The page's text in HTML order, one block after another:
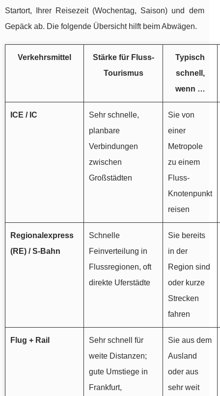
Startort, Ihrer Reisezeit (Wochentag, Saison) und dem
Gepäck ab. Die folgende Übersicht hilft beim Abwägen.
Verkehrsmittel
Stärke für Fluss-
Tourismus
Typisch
schnell,
wenn …
ICE / IC
Sehr schnelle,
planbare
Verbindungen
zwischen
Großstädten
Sie von
einer
Metropole
zu einem
Fluss-
Knotenpunkt
reisen
Regionalexpress
(RE) / S-Bahn
Schnelle
Feinverteilung in
Flussregionen, oft
direkte Uferstädte
Sie bereits
in der
Region sind
oder kurze
Strecken
fahren
Flug + Rail
Sehr schnell für
weite Distanzen;
gute Umstiege in
Frankfurt,
Sie aus dem
Ausland
oder aus
sehr weit